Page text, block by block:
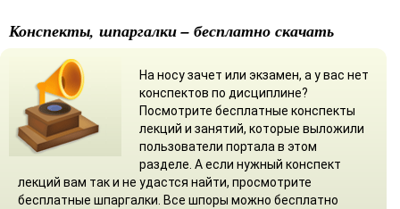
Конспекты, шпаргалки – бесплатно скачать
На носу зачет или экзамен, а у вас нет
конспектов по дисциплине?
Посмотрите бесплатные конспекты
лекций и занятий, которые выложили
пользователи портала в этом
разделе. А если нужный конспект
лекций вам так и не удастся найти, просмотрите
бесплатные шпаргалки. Все шпоры можно бесплатно